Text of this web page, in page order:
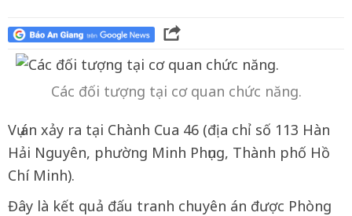
Các đối tượng tại cơ quan chức năng.
Vụ án xảy ra tại Chành Cua 46 (địa chỉ số 113 Hàn
Hải Nguyên, phường Minh Phụng, Thành phố Hồ
Chí Minh).
Đây là kết quả đấu tranh chuyên án được Phòng